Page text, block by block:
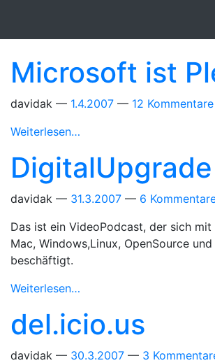
Microsoft ist
davidak 1.4.2007
12 Kommentare
Weiterlesen…
DigitalUpgrade
davidak 31.3.2007
6
Das ist ein VideoPodcast, der sich mit
Mac, Windows,Linux, OpenSource
beschäftigt.
Weiterlesen…
del.icio.us
davidak 30.3.2007
3